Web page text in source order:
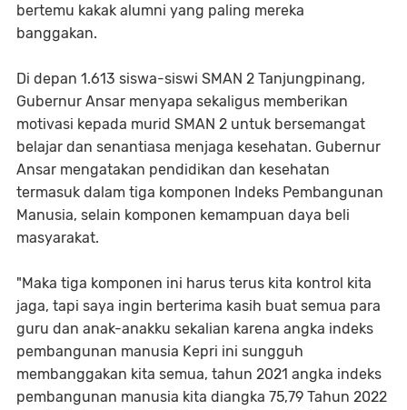
bertemu kakak alumni yang paling mereka
banggakan.
Di depan 1.613 siswa-siswi SMAN 2 Tanjungpinang,
Gubernur Ansar menyapa sekaligus memberikan
motivasi kepada murid SMAN 2 untuk bersemangat
belajar dan senantiasa menjaga kesehatan. Gubernur
Ansar mengatakan pendidikan dan kesehatan
termasuk dalam tiga komponen Indeks Pembangunan
Manusia, selain komponen kemampuan daya beli
masyarakat.
"Maka tiga komponen ini harus terus kita kontrol kita
jaga, tapi saya ingin berterima kasih buat semua para
guru dan anak-anakku sekalian karena angka indeks
pembangunan manusia Kepri ini sungguh
membanggakan kita semua, tahun 2021 angka indeks
pembangunan manusia kita diangka 75,79 Tahun 2022